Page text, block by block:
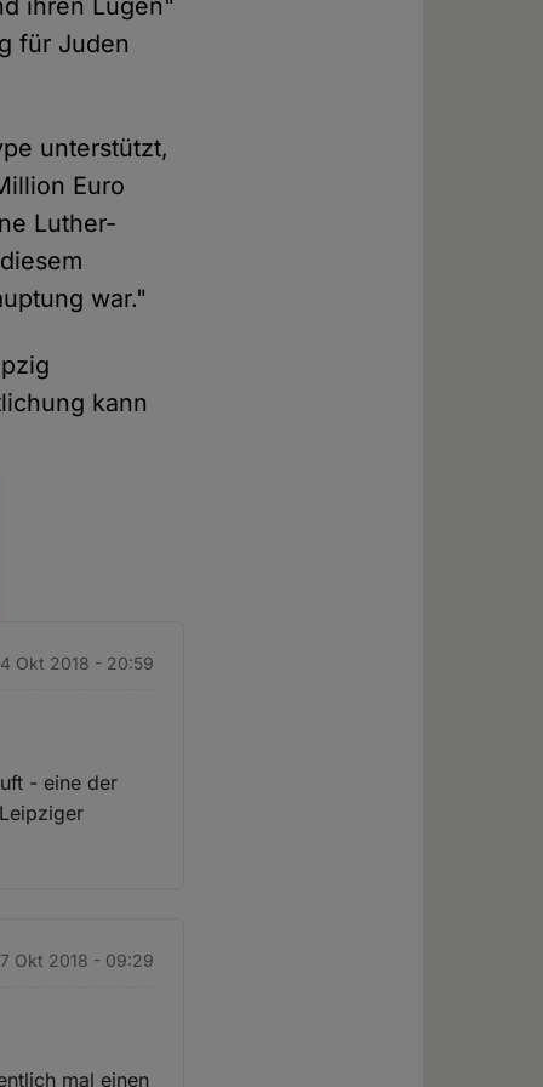
ihren Lügen"
für Juden
unterstützt,
Euro
Luther-
war."
kann
Okt 2018 - 20:59
- eine der
Okt 2018 - 09:29
mal einen